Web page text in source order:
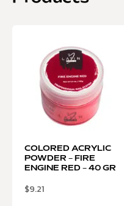
COLORED ACRYLIC
POWDER – FIRE
ENGINE RED – 40 GR
$9.21